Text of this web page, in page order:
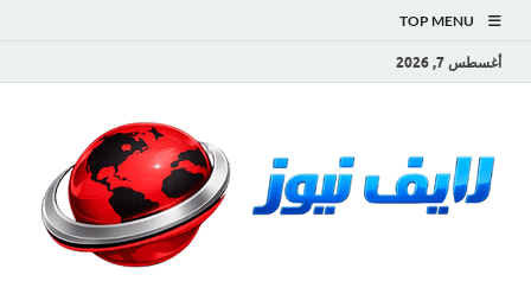
TOP MENU
أغسطس 7, 2026